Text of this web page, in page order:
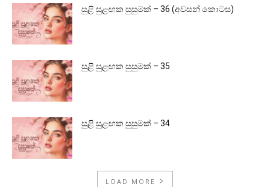
සුළි සුළඟක සුසුමක් – 36 (අවසන් කොටස)
සුළි සුළඟක සුසුමක් – 35
සුළි සුළඟක සුසුමක් – 34
LOAD MORE